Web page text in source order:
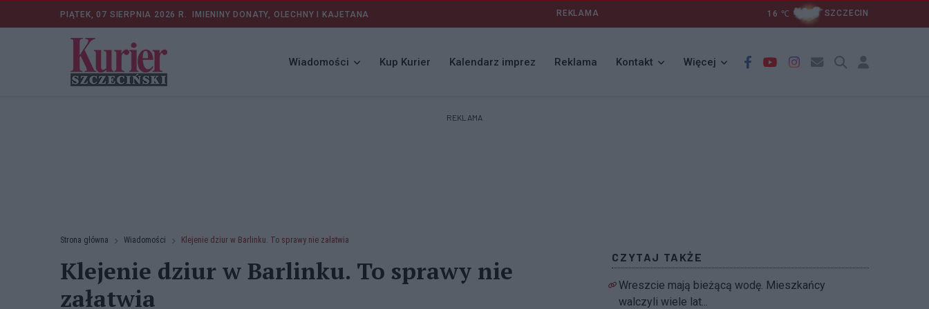
PIĄTEK, 07 SIERPNIA 2026 R. IMIENINY DONATY, OLECHNY I KAJETANA REKLAMA 16 ℃ SZCZECIN
Wiadomości Kup Kurier Kalendarz imprez Reklama Kontakt Więcej
REKLAMA
Strona główna Wiadomości Klejenie dziur w Barlinku. To sprawy nie załatwia
Klejenie dziur w Barlinku. To sprawy nie
załatwia
CZYTAJ TAKŻE
Wreszcie mają bieżącą wodę. Mieszkańcy
walczyli wiele lat...